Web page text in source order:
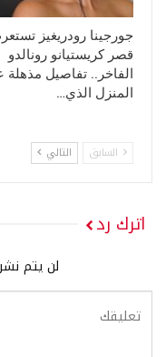
جورجينا رودريغيز
قصر كريستيانو رونالدو
الفاخر.. تفاصيل مذهلة
المنزل الذي…
السابق التالي
اترك رد
لن يتم